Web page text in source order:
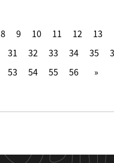
8 9 10 11 12 13
31 32 33 34 35
53 54 55 56